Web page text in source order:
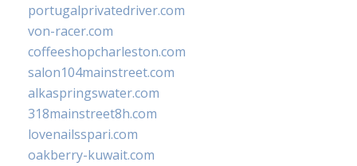
portugalprivatedriver.com
von-racer.com
coffeeshopcharleston.com
salon104mainstreet.com
alkaspringswater.com
318mainstreet8h.com
lovenailsspari.com
oakberry-kuwait.com